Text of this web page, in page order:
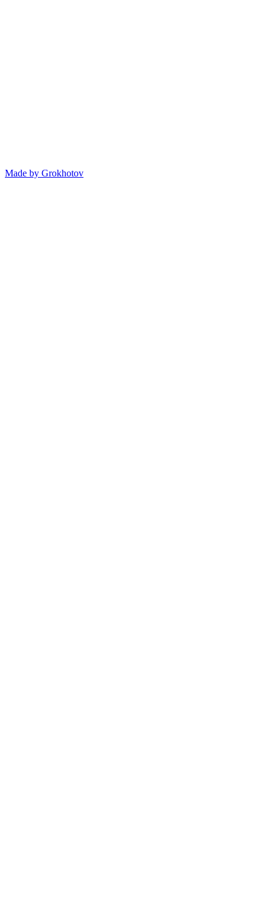
Made by Grokhotov